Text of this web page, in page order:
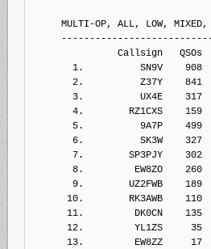
MULTI-OP, ALL, LOW, MIXED,
Callsign   QSOs  Points
1.          SN9V    908
2.          Z37Y    841
3.          UX4E    317
4.        RZ1CXS    159
5.          9A7P    499
6.          SK3W    327
7.        SP3PJY    302
8.         EW8ZO    260
9.        UZ2FWB    189
10.        RK3AWB    110
11.         DK0CN    135
12.         YL1ZS     35
13.         EW8ZZ     17